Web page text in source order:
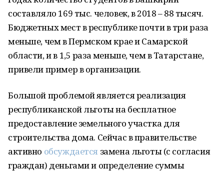
составляло 169 тыс. человек, в 2018 – 88 тысяч.
Бюджетных мест в республике почти в три раза
меньше, чем в Пермском крае и Самарской
области, и в 1,5 раза меньше, чем в Татарстане,
привели пример в организации.
Большой проблемой является реализация
республиканской льготы на бесплатное
предоставление земельного участка для
строительства дома. Сейчас в правительстве
активно обсуждается замена льготы (с согласия
граждан) деньгами и определение суммы